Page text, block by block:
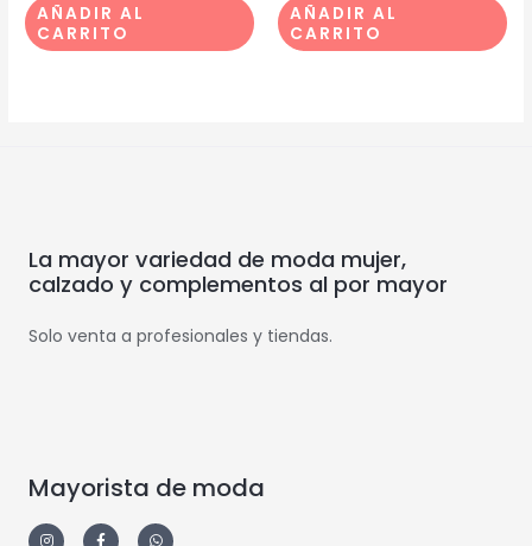
AÑADIR AL
CARRITO
AÑADIR AL
CARRITO
La mayor variedad de moda mujer,
calzado y complementos al por mayor
Solo venta a profesionales y tiendas.
Mayorista de moda